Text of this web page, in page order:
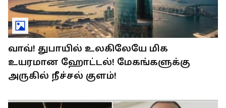
வாவ்! துபாயில் உலகிலேயே மிக
உயரமான ஹோட்டல்! மேகங்களுக்கு
அருகில் நீச்சல் குளம்!